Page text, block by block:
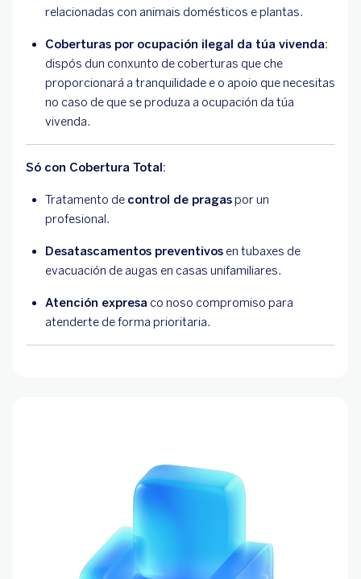
relacionadas con animais domésticos e plantas.
Coberturas por ocupación ilegal da túa vivenda:
dispós dun conxunto de coberturas que che
proporcionará a tranquilidade e o apoio que necesitas
no caso de que se produza a ocupación da túa
vivenda.
Só con Cobertura Total:
Tratamento de control de pragaspor un
profesional.
Desatascamentos preventivos en tubaxes de
evacuación de augas en casas unifamiliares.
Atención expresa co noso compromiso para
atenderte de forma prioritaria.